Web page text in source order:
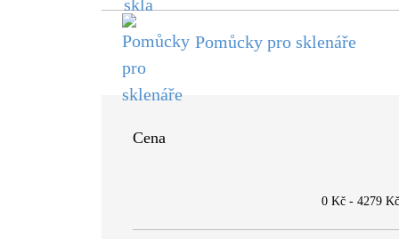
Pomůcky pro sklenáře
Cena
0 Kč - 4279 Kč